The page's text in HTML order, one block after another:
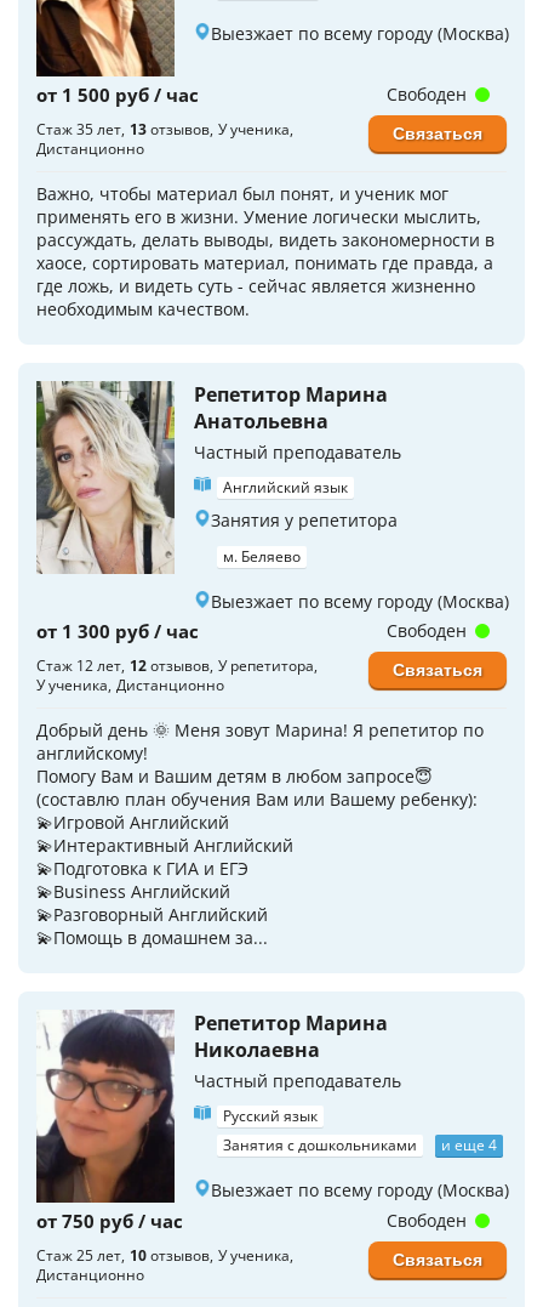
Выезжает по всему городу (Москва)
от 1 500 руб / час
Стаж 35 лет 13отзывов У ученика
Дистанционно
Важно, чтобы материал был понят, и ученик мог
применять его в жизни. Умение логически мыслить,
рассуждать, делать выводы, видеть закономерности в
хаосе, сортировать материал, понимать где правда, а
где ложь, и видеть суть - сейчас является жизненно
необходимым качеством.
Свободен
Связаться
Репетитор Марина
Анатольевна
Частный преподаватель
Английский язык
Занятия у репетитора
м. Беляево
Выезжает по всему городу (Москва)
от 1 300 руб / час
Стаж 12 лет 12отзывов У репетитора
У ученика Дистанционно
Добрый день 🌞 Меня зовут Марина! Я репетитор по
английскому!
Помогу Вам и Вашим детям в любом запросе😇
(составлю план обучения Вам или Вашему ребенку):
💫Игровой Английский
💫Интерактивный Английский
💫Подготовка к ГИА и ЕГЭ
💫Business Английский
💫Разговорный Английский
💫Помощь в домашнем за...
Свободен
Связаться
Репетитор Марина
Николаевна
Частный преподаватель
Русский язык
Занятия с дошкольниками
и еще 4
Выезжает по всему городу (Москва)
от 750 руб / час
Стаж 25 лет 10отзывов У ученика
Дистанционно
Свободен
Связаться